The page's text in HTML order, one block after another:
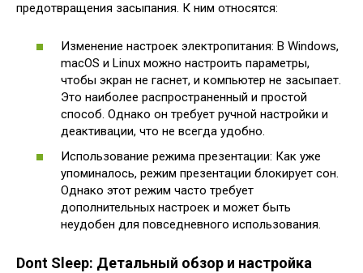
предотвращения засыпания. К ним относятся:
Изменение настроек электропитания: В Windows,
macOS и Linux можно настроить параметры,
чтобы экран не гаснет, и компьютер не засыпает.
Это наиболее распространенный и простой
способ. Однако он требует ручной настройки и
деактивации, что не всегда удобно.
Использование режима презентации: Как уже
упоминалось, режим презентации блокирует сон.
Однако этот режим часто требует
дополнительных настроек и может быть
неудобен для повседневного использования.
Dont Sleep: Детальный обзор и настройка